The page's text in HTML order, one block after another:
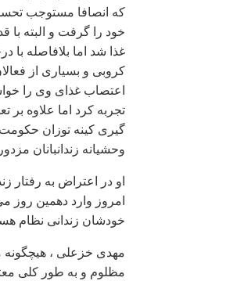
که انصافا مستوجب
خود را گرفت و البته
غذا شد اما بلافاصله
کروبی و بسياری از
اعتصاب غذای وی را
تجربه کرد اما علاوه
گيری کينه توزان حکومت ،
وحشيانه زندانبانان
او در اعتراض به رفتار
امروز وارد دهمين روز
خودشان زندانی نظام
مهدی خزعلی ،
مظلوم و به طور کلی